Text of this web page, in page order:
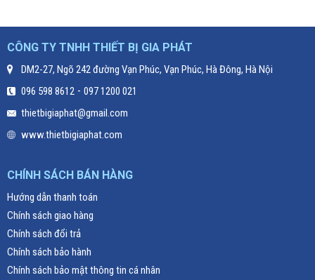
CÔNG TY TNHH THIẾT BỊ GIA PHÁT
DM2-27, Ngõ 242 đường Vạn Phúc, Vạn Phúc, Hà Đông, Hà Nội
096 598 8612 - 097 1200 021
thietbigiaphat@gmail.com
www.thietbigiaphat.com
CHÍNH SÁCH BÁN HÀNG
Hướng dẫn thanh toán
Chính sách giao hàng
Chính sách đổi trả
Chính sách bảo hành
Chính sách bảo mật thông tin cá nhân